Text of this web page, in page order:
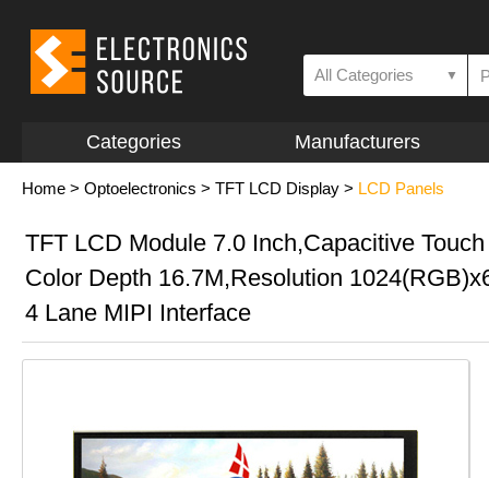
All Categories ▼
Categories Manufacturers
Home > Optoelectronics > TFT LCD Display > LCD Panels
TFT LCD Module 7.0 Inch,Capacitive
Color Depth 16.7M,Resolution
4 Lane MIPI Interface